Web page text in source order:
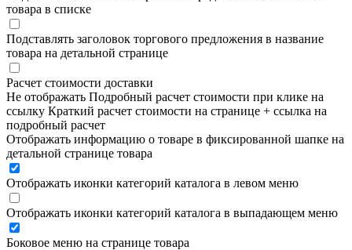
товара в списке
Подставлять заголовок торгового предложения в название
товара на детальной странице
Расчет стоимости доставки
Не отображать Подробный расчет стоимости при клике на
ссылку Краткий расчет стоимости на странице + ссылка на
подробный расчет
Отображать информацию о товаре в фиксированной шапке на
детальной странице товара
Отображать иконки категорий каталога в левом меню
Отображать иконки категорий каталога в выпадающем меню
Боковое меню на странице товара